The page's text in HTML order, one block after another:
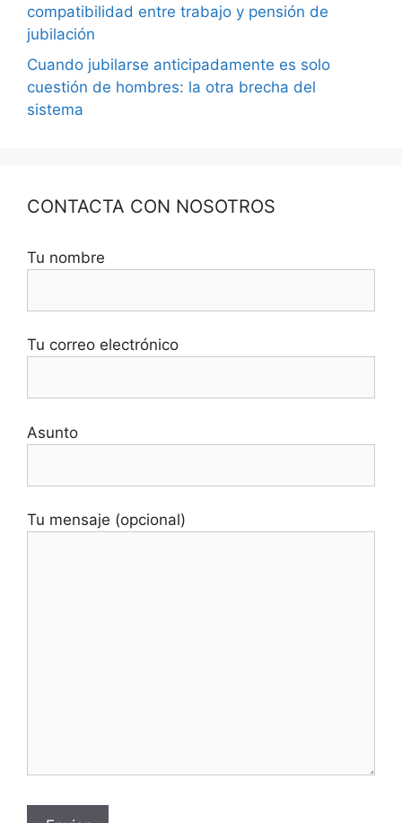
compatibilidad entre trabajo y pensión de
jubilación
Cuando jubilarse anticipadamente es solo
cuestión de hombres: la otra brecha del
sistema
CONTACTA CON NOSOTROS
Tu nombre
Tu correo electrónico
Asunto
Tu mensaje (opcional)